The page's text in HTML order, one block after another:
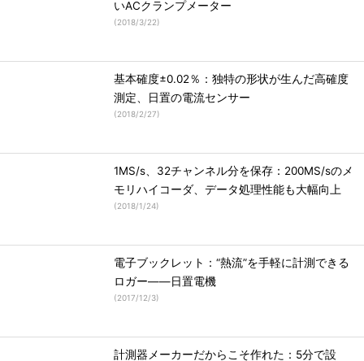
いACクランプメーター
(2018/3/22)
基本確度±0.02％：独特の形状が生んだ高確度
測定、日置の電流センサー
(2018/2/27)
1MS/s、32チャンネル分を保存：200MS/sのメ
モリハイコーダ、データ処理性能も大幅向上
(2018/1/24)
電子ブックレット：“熱流”を手軽に計測できる
ロガー――日置電機
(2017/12/3)
計測器メーカーだからこそ作れた：5分で設